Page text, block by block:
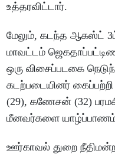
உத்தரவிட்டார்.
மேலும், கடந்த ஆகஸ்ட்
மாவட்டம்
ஒரு விசைப்படகை
கடற்படையினர் கைப்பற்றி
(29), கணேசன் (32)
மீனவர்களை
ஊர்காவல் துறை